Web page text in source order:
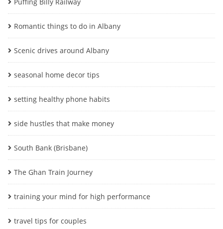
Romantic things to do in Albany
Scenic drives around Albany
seasonal home decor tips
setting healthy phone habits
side hustles that make money
South Bank (Brisbane)
The Ghan Train Journey
training your mind for high performance
travel tips for couples